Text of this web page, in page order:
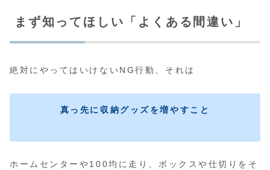
まず知ってほしい「よくある間違い」
絶対にやってはいけないNG行動、それは
真っ先に収納グッズを増やすこと
ホームセンターや100均に走り、ボックスや仕切りをそ